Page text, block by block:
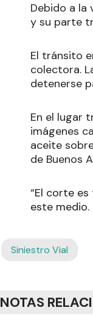
Debido a
y su parte
El tránsito
colectora.
detenerse
En el lugar
imágenes
aceite
de Buenos
“El corte
este medio.
Siniestro Vial
NOTAS